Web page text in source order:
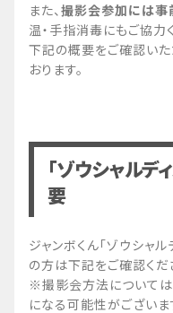
また、撮影会参加には事
温・手指消毒にもご協力
下記の概要をご確認いた
おります。
「ゾウシャルデ
要
ジャンボくん「ゾウシャ
の方は下記をご確認くだ
※撮影会方法について
になる可能性がございま